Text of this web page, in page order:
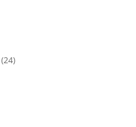
(24)